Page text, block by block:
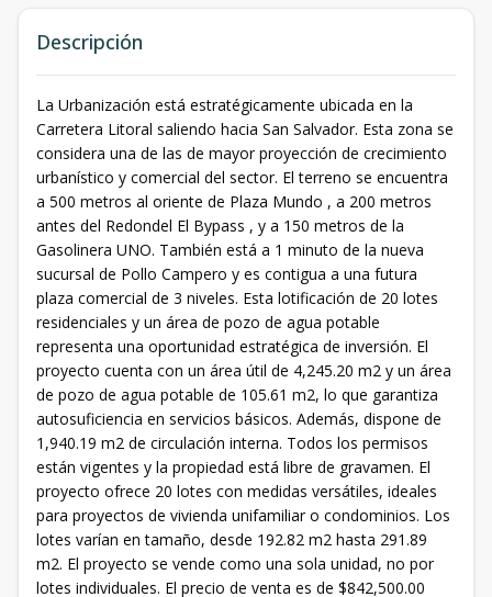
Descripción
La Urbanización está estratégicamente ubicada en la
Carretera Litoral saliendo hacia San Salvador. Esta zona se
considera una de las de mayor proyección de crecimiento
urbanístico y comercial del sector. El terreno se encuentra
a 500 metros al oriente de Plaza Mundo , a 200 metros
antes del Redondel El Bypass , y a 150 metros de la
Gasolinera UNO. También está a 1 minuto de la nueva
sucursal de Pollo Campero y es contigua a una futura
plaza comercial de 3 niveles. Esta lotificación de 20 lotes
residenciales y un área de pozo de agua potable
representa una oportunidad estratégica de inversión. El
proyecto cuenta con un área útil de 4,245.20 m2 y un área
de pozo de agua potable de 105.61 m2, lo que garantiza
autosuficiencia en servicios básicos. Además, dispone de
1,940.19 m2 de circulación interna. Todos los permisos
están vigentes y la propiedad está libre de gravamen. El
proyecto ofrece 20 lotes con medidas versátiles, ideales
para proyectos de vivienda unifamiliar o condominios. Los
lotes varían en tamaño, desde 192.82 m2 hasta 291.89
m2. El proyecto se vende como una sola unidad, no por
lotes individuales. El precio de venta es de $842,500.00